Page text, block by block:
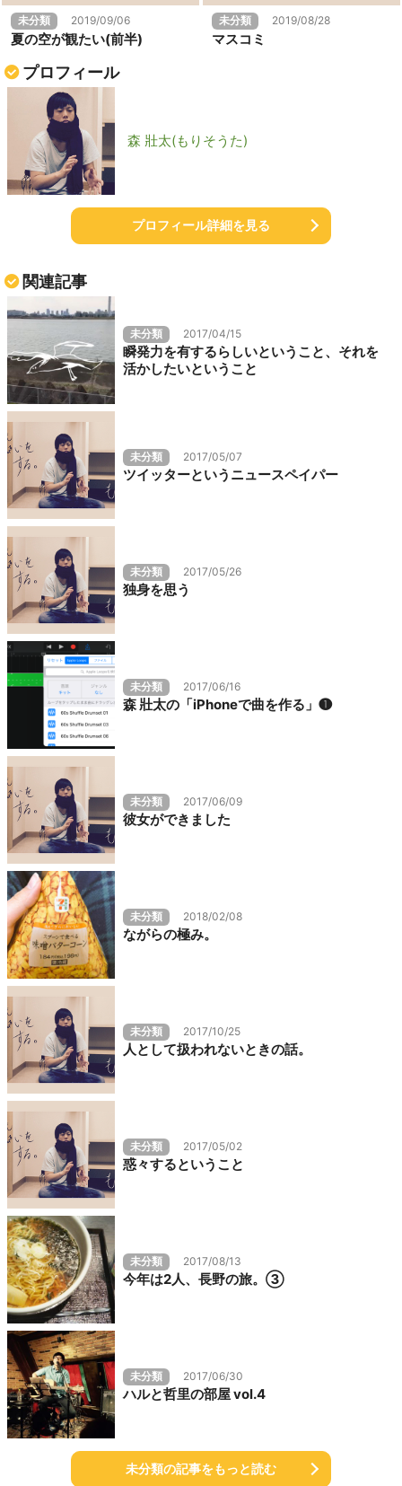
未分類 2019/09/06
夏の空が観たい(前半)
未分類 2019/08/28
マスコミ
プロフィール
森 壯太(もりそうた)
プロフィール詳細を見る
関連記事
未分類 2017/04/15
瞬発力を有するらしいということ、それを
活かしたいということ
未分類 2017/05/07
ツイッターというニュースペイパー
未分類 2017/05/26
独身を思う
未分類 2017/06/16
森 壯太の「iPhoneで曲を作る」❶
未分類 2017/06/09
彼女ができました
未分類 2018/02/08
ながらの極み。
未分類 2017/10/25
人として扱われないときの話。
未分類 2017/05/02
惑々するということ
未分類 2017/08/13
今年は2人、長野の旅。③
未分類 2017/06/30
ハルと哲里の部屋 vol.4
未分類の記事をもっと読む